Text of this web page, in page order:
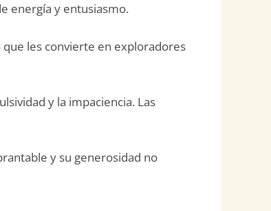
energía y entusiasmo.
que les convierte en exploradores
y la impaciencia. Las
y su generosidad no